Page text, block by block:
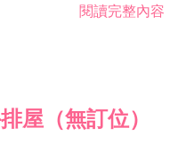
不動產租賃業 I503010
閱讀完整內容
屋（無訂位）